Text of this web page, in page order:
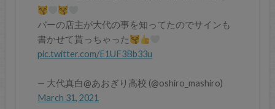
バーの店主が大代の事を知ってたのでサインも
書かせて貰っちゃった
pic.twitter.com/E1UF3Bb33u
— 大代真白@あおぎり高校 (@oshiro_mashiro)
March 31, 2021